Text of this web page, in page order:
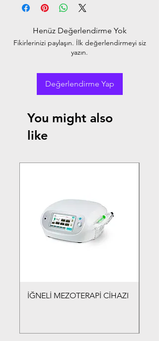
Henüz Değerlendirme Yok
Fikirlerinizi paylaşın. İlk değerlendirmeyi siz
yazın.
Değerlendirme Yap
You might also
like
İĞNELİ MEZOTERAPİ CİHAZI